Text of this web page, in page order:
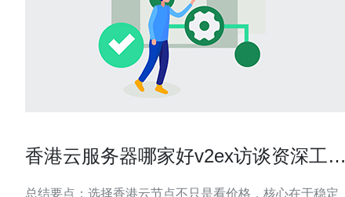
香港云服务器哪家好v2ex访谈资深工程
总结要点：选择香港云节点不只是看价格，核心在于稳定